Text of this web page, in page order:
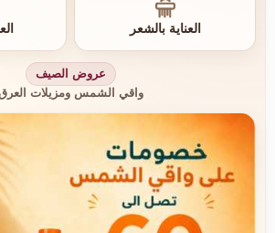
العناية بالشعر
عروض الصيف
واقي الشمس ومزيلات